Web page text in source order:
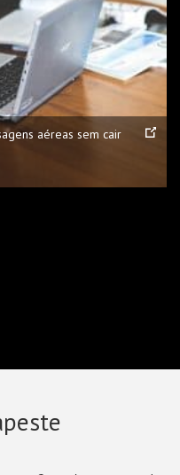
aéreas sem cair